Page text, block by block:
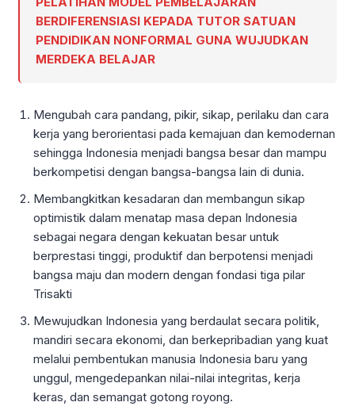
BERDIFERENSIASI KEPADA TUTOR SATUAN
PENDIDIKAN NONFORMAL GUNA WUJUDKAN
MERDEKA BELAJAR
Mengubah cara pandang, pikir, sikap, perilaku dan cara
kerja yang berorientasi pada kemajuan dan kemodernan
sehingga Indonesia menjadi bangsa besar dan mampu
berkompetisi dengan bangsa-bangsa lain di dunia.
Membangkitkan kesadaran dan membangun sikap
optimistik dalam menatap masa depan Indonesia
sebagai negara dengan kekuatan besar untuk
berprestasi tinggi, produktif dan berpotensi menjadi
bangsa maju dan modern dengan fondasi tiga pilar
Trisakti
Mewujudkan Indonesia yang berdaulat secara politik,
mandiri secara ekonomi, dan berkepribadian yang kuat
melalui pembentukan manusia Indonesia baru yang
unggul, mengedepankan nilai-nilai integritas, kerja
keras, dan semangat gotong royong.